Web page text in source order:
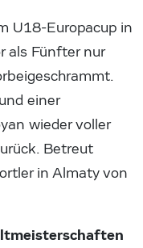
U18-Europacup in
als Fünfter nur
einer
wieder voller
Betreut
in Almaty von